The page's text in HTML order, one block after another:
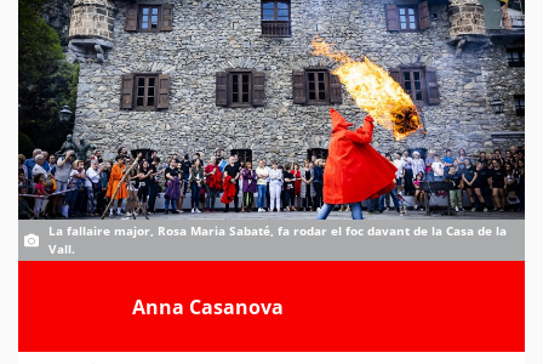
La fallaire major, Rosa Maria Sabaté, fa rodar el foc davant de la Casa de la
Vall.
Anna Casanova